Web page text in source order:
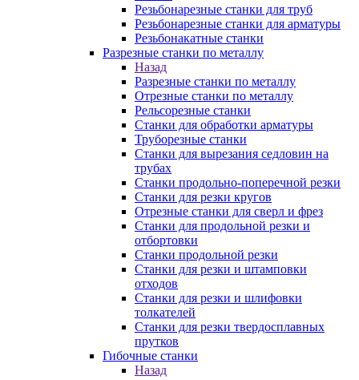
Резьбонарезные станки для труб
Резьбонарезные станки для арматуры
Резьбонакатные станки
Разрезные станки по металлу
Назад
Разрезные станки по металлу
Отрезные станки по металлу
Рельсорезные станки
Станки для обработки арматуры
Труборезные станки
Станки для вырезания седловин на
трубаx
Станки продольно-поперечной резки
Станки для резки кругов
Отрезные станки для сверл и фрез
Станки для продольной резки и
отбортовки
Станки продольной резки
Станки для резки и штамповки
отходов
Станки для резки и шлифовки
толкателей
Станки для резки твердосплавных
прутков
Гибочные станки
Назад